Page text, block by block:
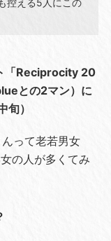
控える5人にこの
「Reciprocity 20
との2マン）に
旬）
って老若男女
の人が多くてみ